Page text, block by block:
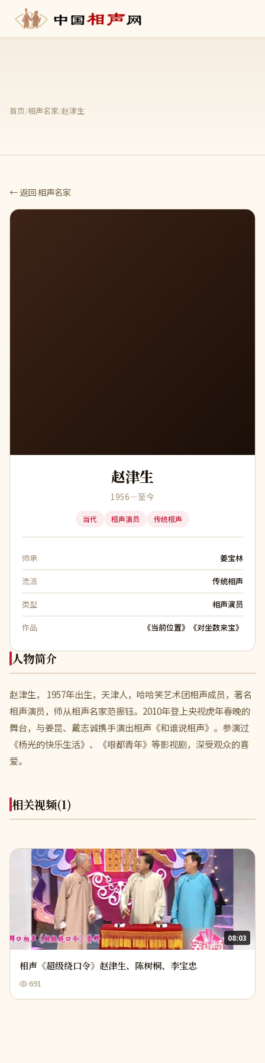
首页/相声名家/赵津生
← 返回 相声名家
赵津生
1956—至今
当代 相声演员 传统相声
师承 姜宝林
流派 传统相声
类型 相声演员
作品 《当前位置》《对坐数来宝》
人物简介
赵津生， 1957年出生，天津人，哈哈笑艺术团相声成员，著名
相声演员，师从相声名家范振钰。2010年登上央视虎年春晚的
舞台，与姜昆、戴志诚携手演出相声《和谁说相声》。参演过
《杨光的快乐生活》、《哏都青年》等影视剧，深受观众的喜
爱。
相关视频(1)
08:03
相声《超级绕口令》赵津生、陈树桐、李宝忠
691